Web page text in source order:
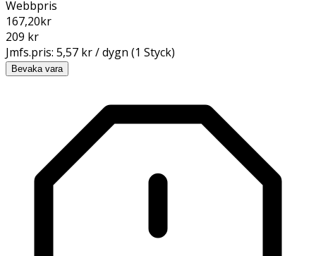
Webbpris
167,20kr
209 kr
Jmfs.pris: 5,57 kr / dygn (1 Styck)
Bevaka vara